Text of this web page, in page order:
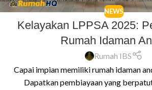
NEWS
Kelayakan LPPSA 2025:
Rumah Idaman
Rumah IBS
Capai impian memiliki rumah idaman
Dapatkan pembiayaan yang